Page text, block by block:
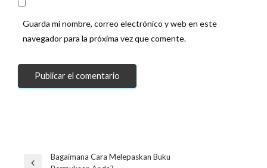
Guarda mi nombre, correo electrónico y web en este
navegador para la próxima vez que comente.
Navegación
Bagaimana Cara Melepaskan Buku